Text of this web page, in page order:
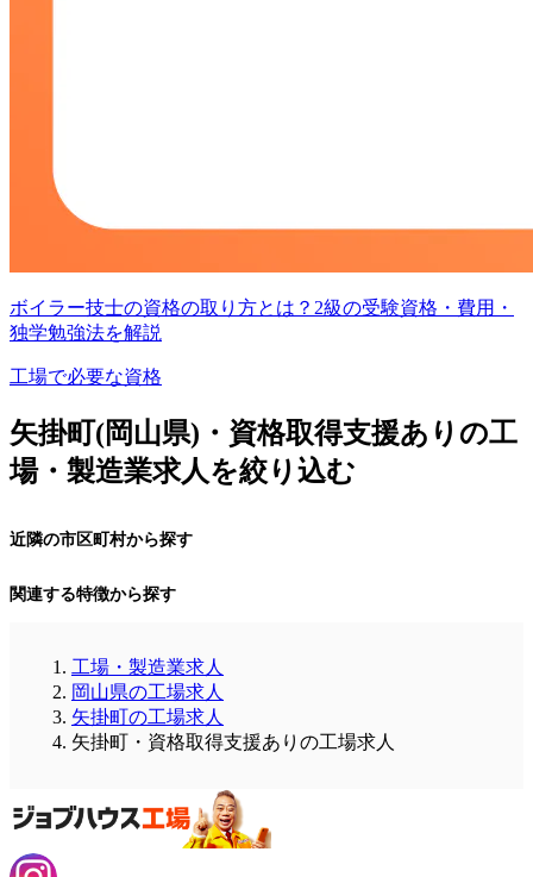
ボイラー技士の資格の取り方とは？2級の受験資格・費用・
独学勉強法を解説
工場で必要な資格
矢掛町(岡山県)・資格取得支援ありの工
場・製造業求人を絞り込む
近隣の市区町村から探す
関連する特徴から探す
工場・製造業求人
岡山県の工場求人
矢掛町の工場求人
矢掛町・資格取得支援ありの工場求人